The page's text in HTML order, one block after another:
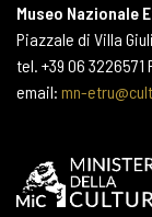
Museo Nazionale
Piazzale di Villa
tel. +39 06
email: mn-